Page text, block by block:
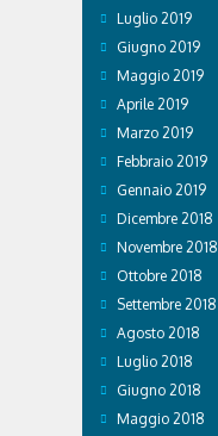
Luglio 2019
Giugno 2019
Maggio 2019
Aprile 2019
Marzo 2019
Febbraio 2019
Gennaio 2019
Dicembre 2018
Novembre 2018
Ottobre 2018
Settembre 2018
Agosto 2018
Luglio 2018
Giugno 2018
Maggio 2018